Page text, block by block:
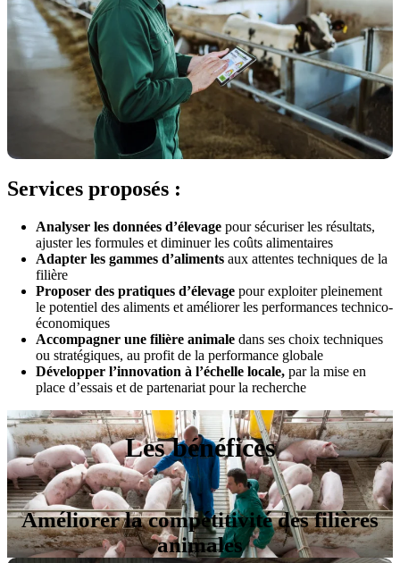
Services proposés :
Analyser les données d’élevage pour sécuriser les résultats,
ajuster les formules et diminuer les coûts alimentaires
Adapter les gammes d’aliments aux attentes techniques de la
filière
Proposer des pratiques d’élevage pour exploiter pleinement
le potentiel des aliments et améliorer les performances technico-
économiques
Accompagner une filière animale dans ses choix techniques
ou stratégiques, au profit de la performance globale
Développer l’innovation à l’échelle locale, par la mise en
place d’essais et de partenariat pour la recherche
Les bénéfices
Améliorer la compétitivité des filières
animales